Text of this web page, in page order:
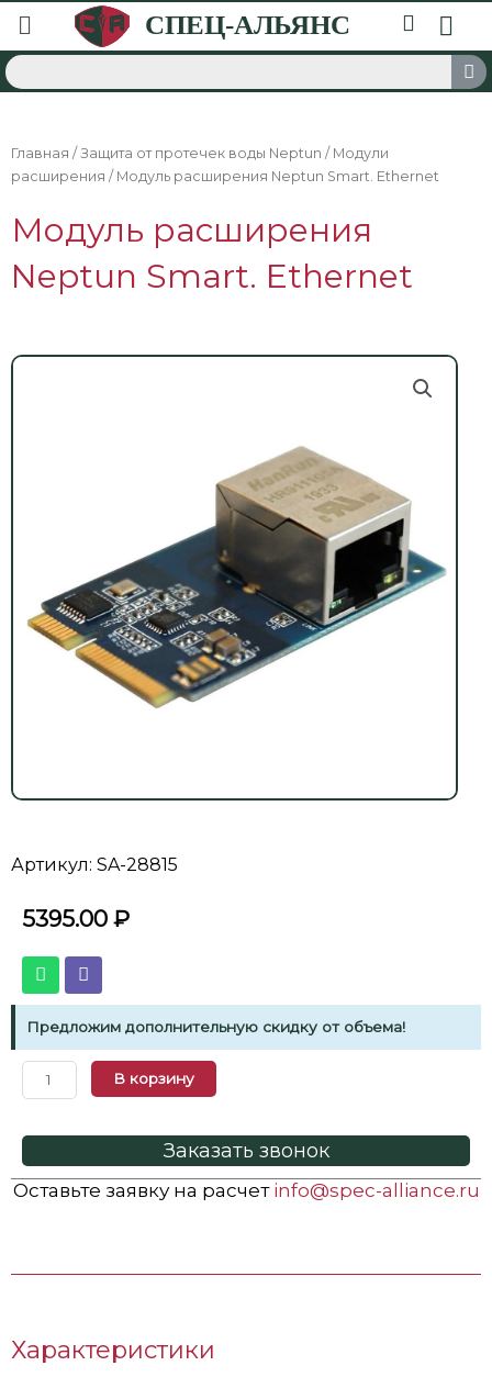
Главная / Защита от протечек воды Neptun / Модули
расширения / Модуль расширения Neptun Smart. Ethernet
Модуль расширения
Neptun Smart. Ethernet
Артикул: SA-28815
5395.00 ₽
Предложим дополнительную скидку от объема!
В корзину
Заказать звонок
Оставьте заявку на расчет info@spec-alliance.ru
Характеристики